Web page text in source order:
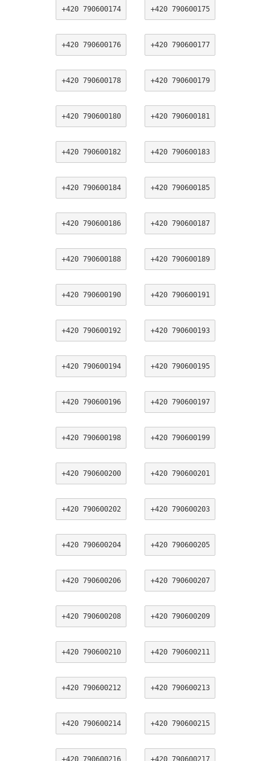
+420 790600174 +420 790600175
+420 790600176 +420 790600177
+420 790600178 +420 790600179
+420 790600180 +420 790600181
+420 790600182 +420 790600183
+420 790600184 +420 790600185
+420 790600186 +420 790600187
+420 790600188 +420 790600189
+420 790600190 +420 790600191
+420 790600192 +420 790600193
+420 790600194 +420 790600195
+420 790600196 +420 790600197
+420 790600198 +420 790600199
+420 790600200 +420 790600201
+420 790600202 +420 790600203
+420 790600204 +420 790600205
+420 790600206 +420 790600207
+420 790600208 +420 790600209
+420 790600210 +420 790600211
+420 790600212 +420 790600213
+420 790600214 +420 790600215
+420 790600216 +420 790600217